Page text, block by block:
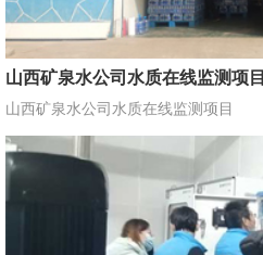
山西矿泉水公司水质在线监测项目
山西矿泉水公司水质在线监测项目